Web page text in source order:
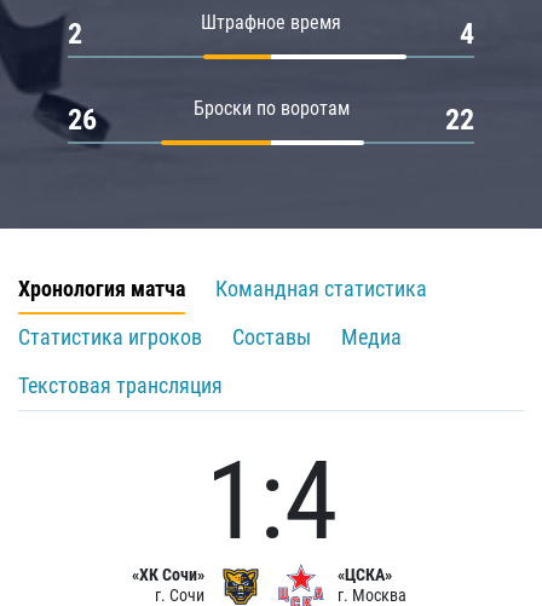
Штрафное время
2 4
Броски по воротам
26 22
Хронология матча
Командная статистика
Статистика игроков
Составы
Медиа
Текстовая трансляция
«ХК Сочи»
г. Сочи
1:4
«ЦСКА»
г. Москва